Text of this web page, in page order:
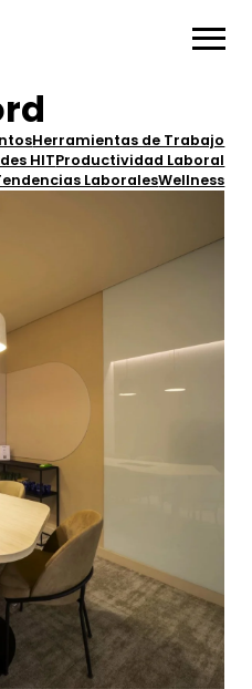
Herramientas de Trabajo
HITProductividad Laboral
LaboralesWellness